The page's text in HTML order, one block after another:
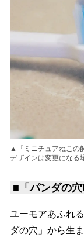
▲『ミニチュ
デザインは変更になる
■ 「パンダの
ユーモアあふれ
ダの穴」から生